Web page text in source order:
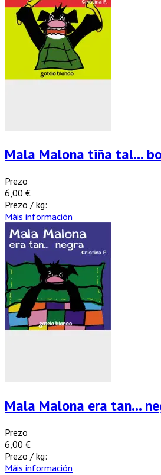
Mala Malona tiña tal…
Prezo
6,00 €
Prezo / kg:
Máis información
Mala Malona era tan…
Prezo
6,00 €
Prezo / kg:
Máis información